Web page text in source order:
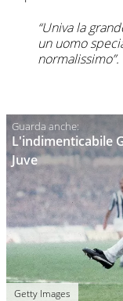
“Univa la
un uomo
normalissimo”.
L'indimenticabile
Juve
Getty Images